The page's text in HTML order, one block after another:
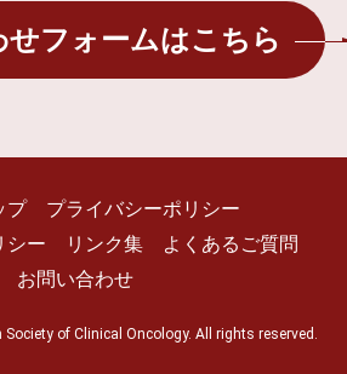
せフォームはこちら
プ
プライバシーポリシー
シー
リンク集
よくあるご質問
お問い合わせ
of Clinical Oncology. All rights reserved.